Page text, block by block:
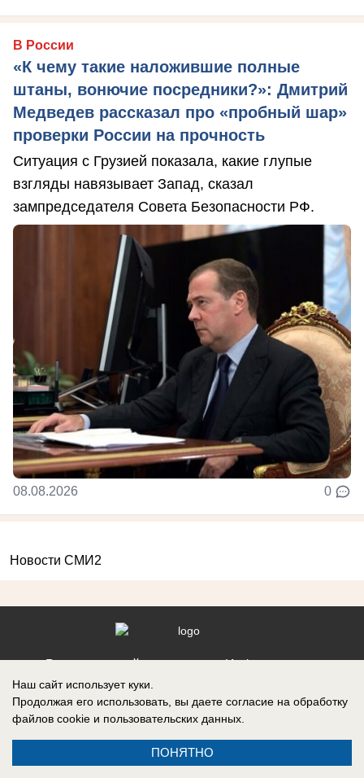
В России
«К чему такие наложившие полные
штаны, вонючие посредники?»: Дмитрий
Медведев рассказал про «пробный шар»
проверки России на прочность
Ситуация с Грузией показала, какие глупые
взгляды навязывает Запад, сказал
зампредседателя Совета Безопасности РФ.
08.08.2026 0
Новости СМИ2
Реклама на сайте
Контакты
Информация
Наш сайт использует куки.
Продолжая его использовать, вы даете согласие на обработку
файлов cookie и пользовательских данных.
ПОНЯТНО